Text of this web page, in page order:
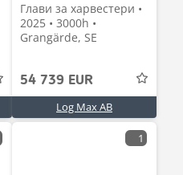
Глави за харвестери •
2025 • 3000h •
Grangärde, SE
54 739 EUR
Log Max AB
1